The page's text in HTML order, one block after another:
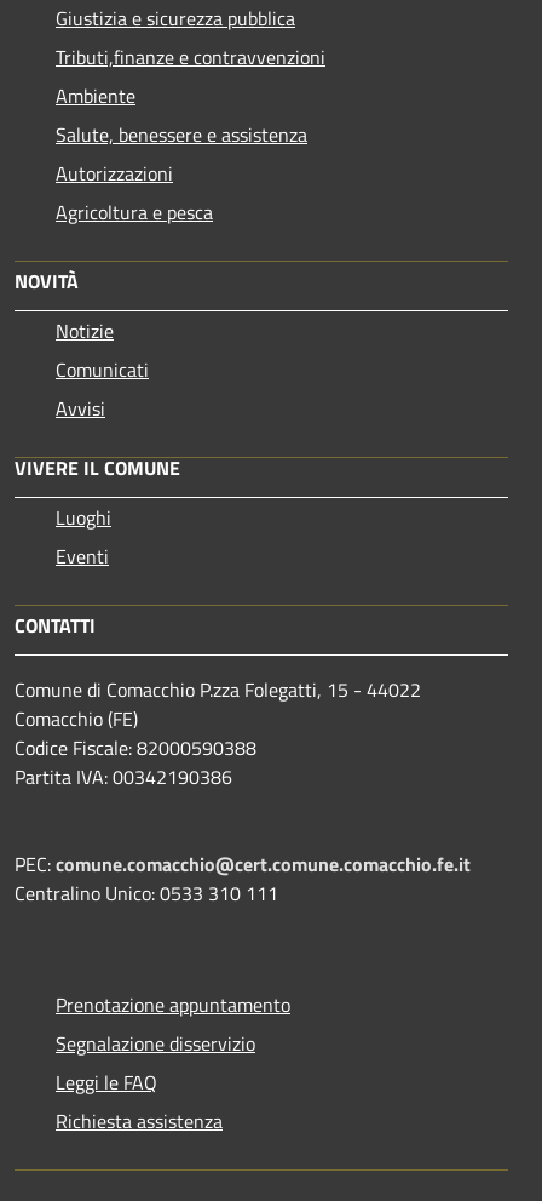
Giustizia e sicurezza pubblica
Tributi,finanze e contravvenzioni
Ambiente
Salute, benessere e assistenza
Autorizzazioni
Agricoltura e pesca
NOVITÀ
Notizie
Comunicati
Avvisi
VIVERE IL COMUNE
Luoghi
Eventi
CONTATTI
Comune di Comacchio P.zza Folegatti, 15 - 44022
Comacchio (FE)
Codice Fiscale: 82000590388
Partita IVA: 00342190386
PEC:comune.comacchio@cert.comune.comacchio.fe.it
Centralino Unico: 0533 310 111
Prenotazione appuntamento
Segnalazione disservizio
Leggi le FAQ
Richiesta assistenza